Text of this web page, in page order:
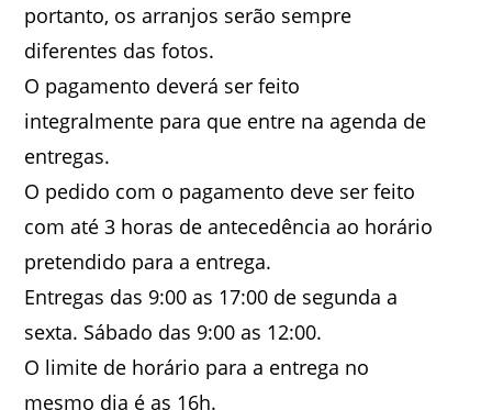
portanto, os arranjos serão sempre
diferentes das fotos.
O pagamento deverá ser feito
integralmente para que entre na agenda de
entregas.
O pedido com o pagamento deve ser feito
com até 3 horas de antecedência ao horário
pretendido para a entrega.
Entregas das 9:00 as 17:00 de segunda a
sexta. Sábado das 9:00 as 12:00.
O limite de horário para a entrega no
mesmo dia é as 16h.